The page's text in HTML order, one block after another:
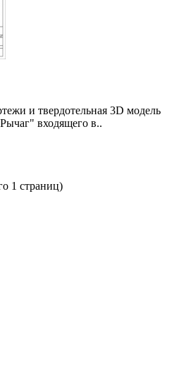
и твердотельная 3D модель
входящего в..
1 страниц)